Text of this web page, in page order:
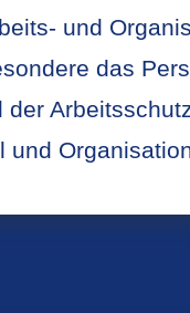
und
das
der
und